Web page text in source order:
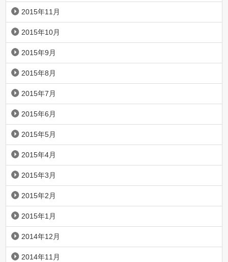
2015年11月
2015年10月
2015年9月
2015年8月
2015年7月
2015年6月
2015年5月
2015年4月
2015年3月
2015年2月
2015年1月
2014年12月
2014年11月